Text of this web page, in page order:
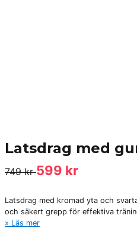
Latsdrag med
749 kr599 kr
Latsdrag med kromad yta och
och säkert grepp för effektiva
Läs mer